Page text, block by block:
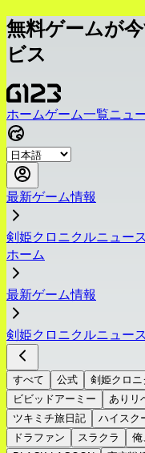
無料ゲームが
ビス
ホームゲーム一覧ニュ
最新ゲーム情報
剣姫クロニクルニュース
ホーム
最新ゲーム情報
剣姫クロニクルニュース
すべて 公式 剣姫クロニ
ビビッドアーミー
ありリ
ツキミチ旅日記
ハイスク
ドラファン
スラクラ 俺